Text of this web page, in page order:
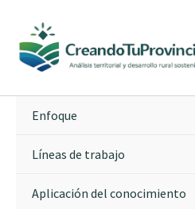
contenido
Enfoque
Líneas de trabajo
Aplicación del conocimiento